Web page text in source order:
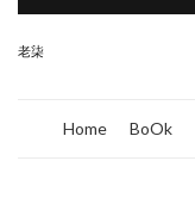
老柒
Home BoOk